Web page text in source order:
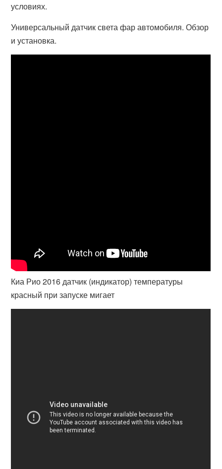
условиях.
Универсальный датчик света фар автомобиля. Обзор
и установка.
Киа Рио 2016 датчик (индикатор) температуры
красный при запуске мигает